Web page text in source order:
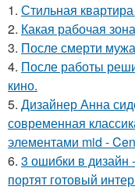
1. Стильная
2. Какая рабочая
3. После смерти
4. После работы
кино.
5. Дизайнер Анна
современная
элементами mid -
6. 3 ошибки в дизайн
портят готовый